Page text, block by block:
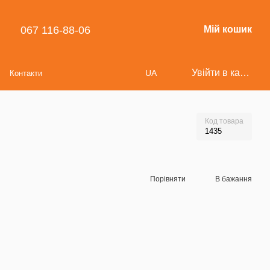
067 116-88-06 Мій кошик
Контакти UA Увійти в кабінет
Код товара
1435
Порівняти В бажання